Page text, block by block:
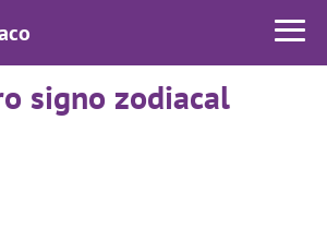
signo zodiacal